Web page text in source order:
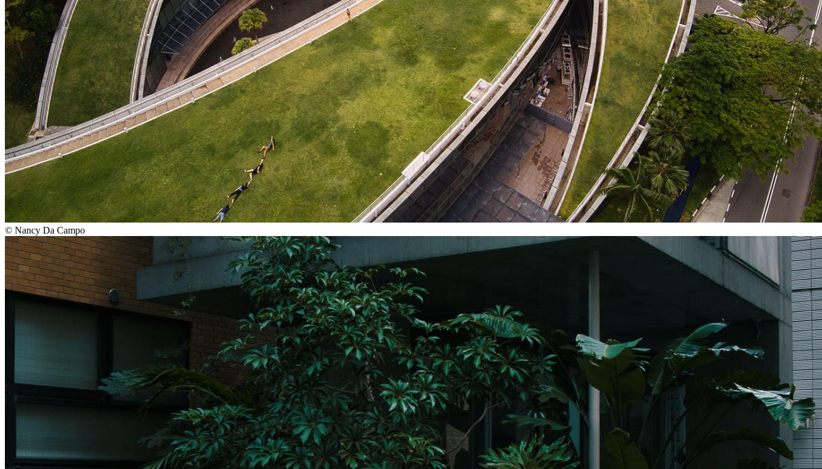
© Nancy Da Campo